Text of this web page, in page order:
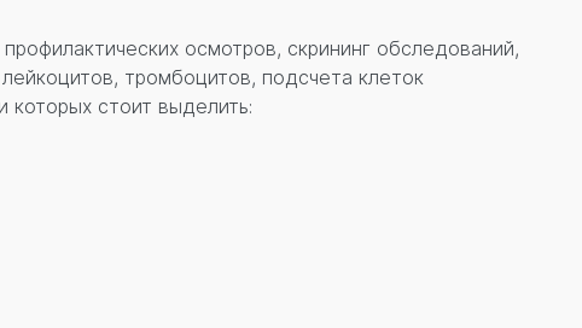
осмотров, скрининг обследований,
тромбоцитов, подсчета клеток
стоит выделить: